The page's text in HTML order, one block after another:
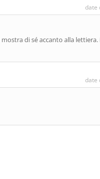
date
di sé accanto alla
date